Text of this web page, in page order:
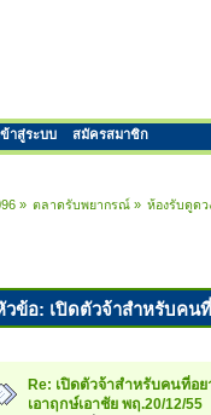
ข้าสู่ระบบ สมัครสมาชิก
» ตลาดรับพยากรณ์» ห้องรับดูดว
วข้อ: เปิดตัวจ้าสำหรับคนที่
Re: เปิดตัวจ้าสำหรับคนที่อย
เอาฤกษ์เอาชัย พฤ.20/12/55